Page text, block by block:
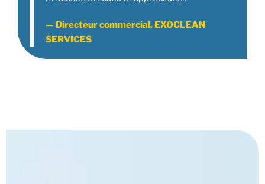
— Directeur commercial, EXOCLEAN
SERVICES